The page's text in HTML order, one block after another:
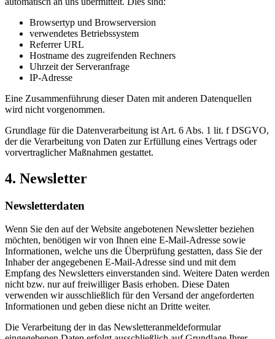
Browsertyp und Browserversion
verwendetes Betriebssystem
Referrer URL
Hostname des zugreifenden Rechners
Uhrzeit der Serveranfrage
IP-Adresse
Eine Zusammenführung dieser Daten mit anderen Datenquellen
wird nicht vorgenommen.
Grundlage für die Datenverarbeitung ist Art. 6 Abs. 1 lit. f DSGVO,
der die Verarbeitung von Daten zur Erfüllung eines Vertrags oder
vorvertraglicher Maßnahmen gestattet.
4. Newsletter
Newsletterdaten
Wenn Sie den auf der Website angebotenen Newsletter beziehen
möchten, benötigen wir von Ihnen eine E-Mail-Adresse sowie
Informationen, welche uns die Überprüfung gestatten, dass Sie der
Inhaber der angegebenen E-Mail-Adresse sind und mit dem
Empfang des Newsletters einverstanden sind. Weitere Daten werden
nicht bzw. nur auf freiwilliger Basis erhoben. Diese Daten
verwenden wir ausschließlich für den Versand der angeforderten
Informationen und geben diese nicht an Dritte weiter.
Die Verarbeitung der in das Newsletteranmeldeformular